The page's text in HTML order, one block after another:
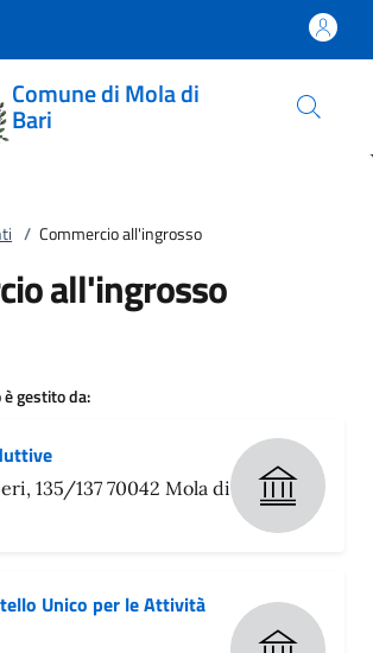
Comune di Mola di
Bari
/ Commercio all'ingrosso
all'ingrosso
gestito da:
135/137 70042 Mola di
Unico per le Attività